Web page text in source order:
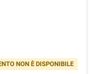
NON È DISPONIBILE